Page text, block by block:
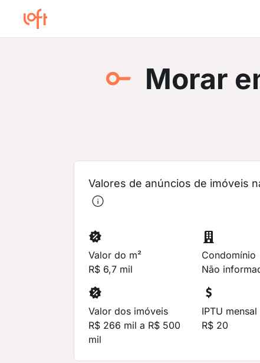
Morar
Valores de anúncios de imóveis
Valor do m²
R$ 6,7 mil
Condomínio
Não
Valor dos imóveis
R$ 266 mil a R$ 500
mil
IPTU mensal
R$ 20